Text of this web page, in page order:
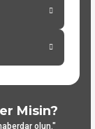
Misin?
olun."